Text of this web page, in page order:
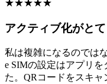
★★★★★
アクティブ化がと
私は複雑になるのでは
e SIMの設定はアプリ
た。QRコードをスキャ